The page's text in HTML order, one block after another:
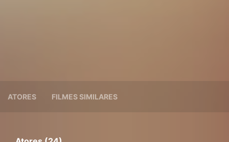
ATORES FILMES SIMILARES